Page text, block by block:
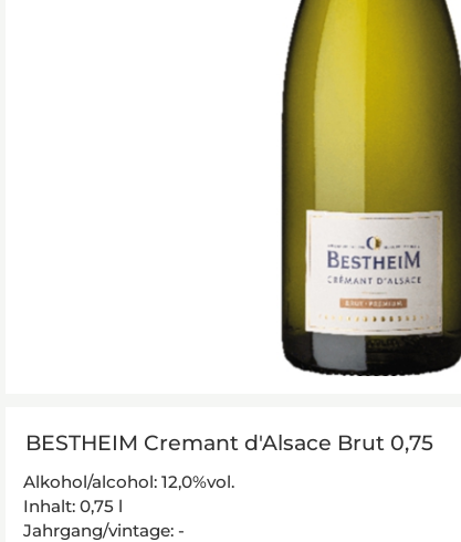
BESTHEIM Cremant d'Alsace Brut 0,75
Alkohol/alcohol: 12,0%vol.
Inhalt: 0,75 l
Jahrgang/vintage: -